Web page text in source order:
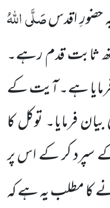
حضورِ اقدسصَلَّی اللہُ
ثابت قدم رہے۔
ہے۔ آیت کے
فرمایا۔ توکل کا
سپرد کر کے اس پر
کا مطلب یہ ہے کہ